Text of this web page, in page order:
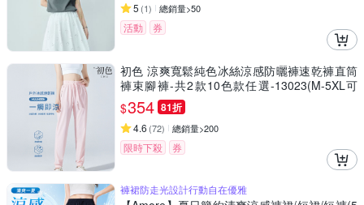
5 (1) 總銷量>50
活動 券
初色 涼爽寬鬆純色冰絲涼感防曬褲速乾褲直筒
褲束腳褲-共2款10色款任選-13023(M-5XL可
選)
$354 81折
4.6 (72) 總銷量>200
限時下殺 券
褲裙防走光設計行動自在優雅